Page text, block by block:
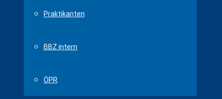
Praktikanten
BBZ intern
ÖPR